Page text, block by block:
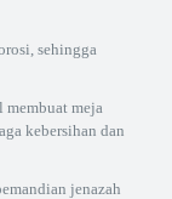
sehingga
membuat meja
kebersihan dan
jenazah